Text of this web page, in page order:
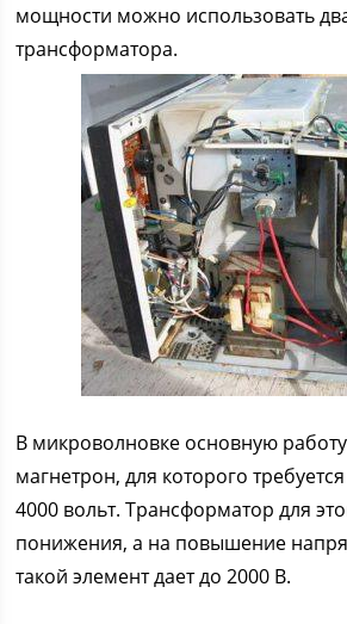
мощности можно использовать
трансформатора.
В микроволновке основную
магнетрон, для которого
4000 вольт. Трансформатор для
понижения, а на повышение
такой элемент дает до 2000 В.